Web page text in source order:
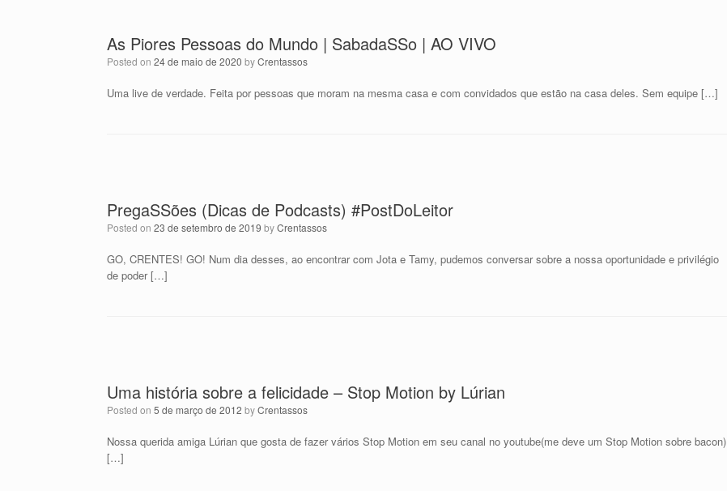
As Piores Pessoas do Mundo | SabadaSSo | AO VIVO
Posted on 24 de maio de 2020 byCrentassos
Uma live de verdade. Feita por pessoas que moram na mesma casa e com convidados que estão na casa deles. Sem equipe […]
PregaSSões (Dicas de Podcasts) #PostDoLeitor
Posted on 23 de setembro de 2019 byCrentassos
GO, CRENTES! GO! Num dia desses, ao encontrar com Jota e Tamy, pudemos conversar sobre a nossa oportunidade e privilégio
de poder […]
Uma história sobre a felicidade – Stop Motion by Lúrian
Posted on 5 de março de 2012 byCrentassos
Nossa querida amiga Lúrian que gosta de fazer vários Stop Motion em seu canal no youtube(me deve um Stop Motion sobre bacon)
[…]